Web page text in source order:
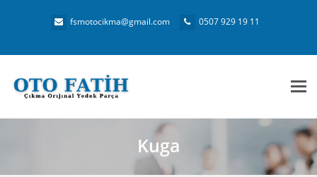
fsmotocikma@gmail.com 0507 929 19 11
Kuga